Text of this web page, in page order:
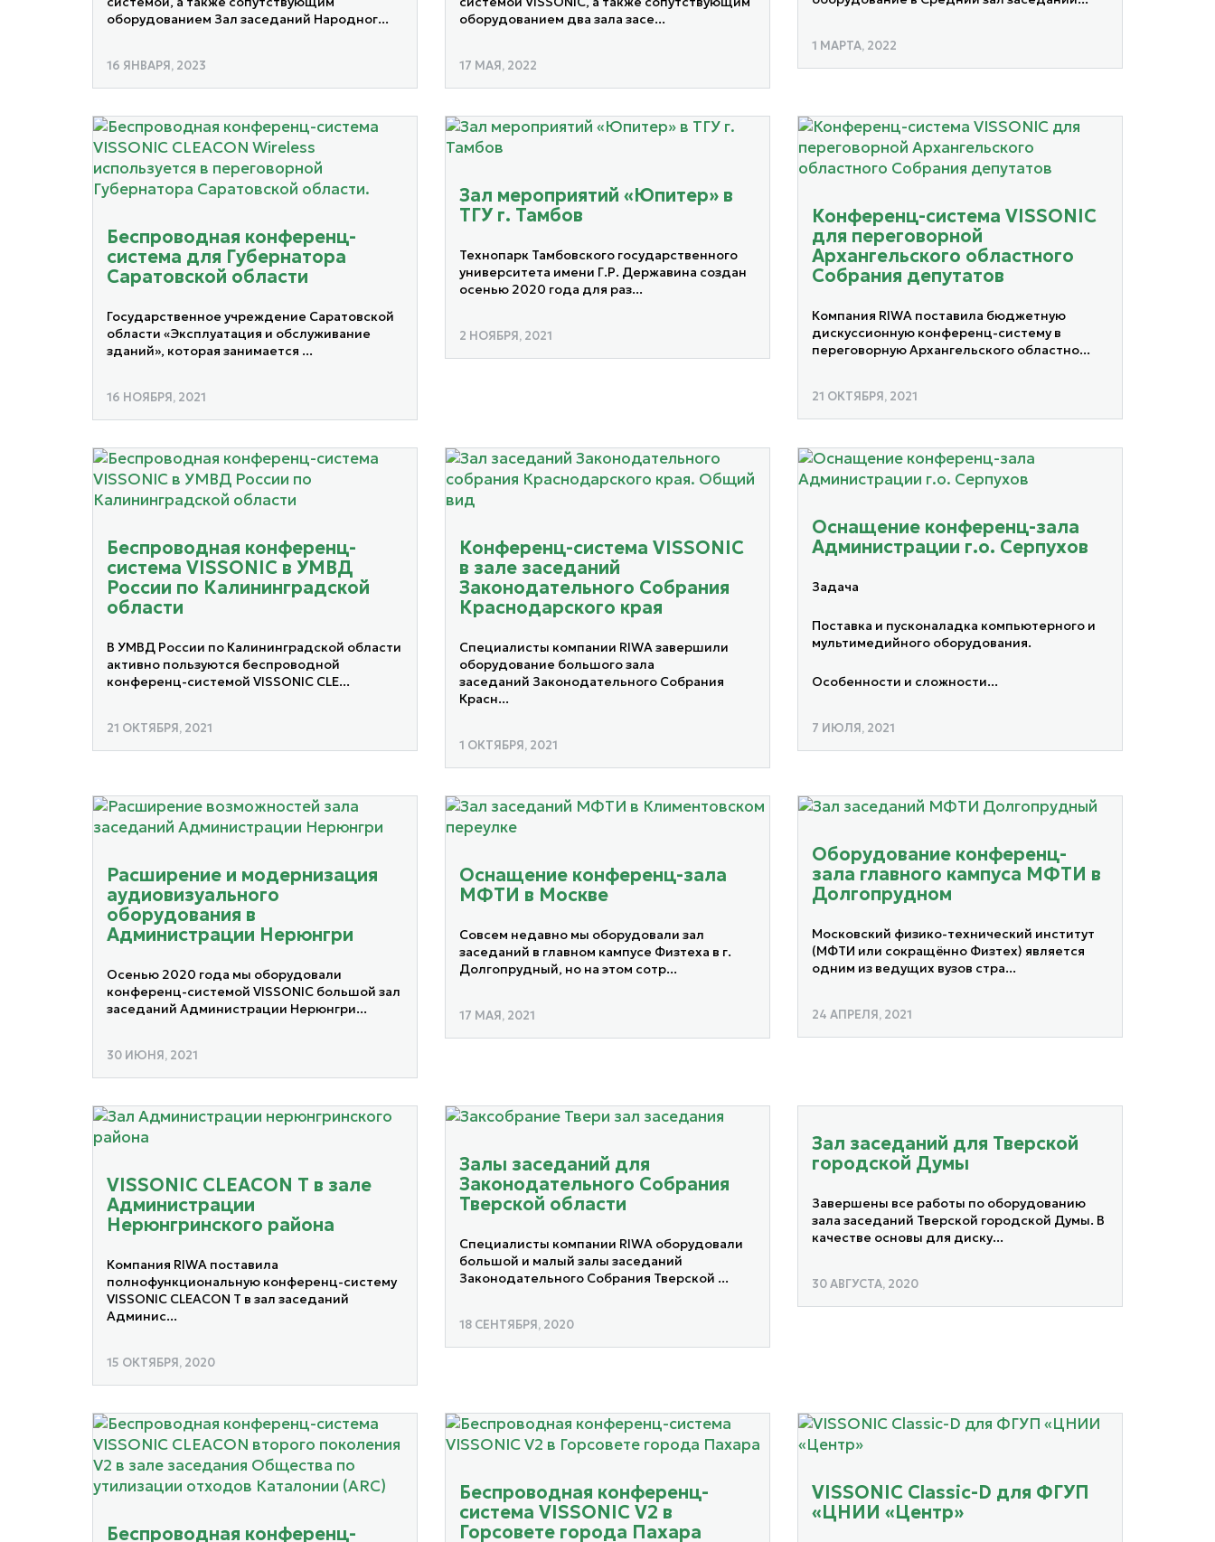
оборудованием Зал заседаний Народног...
16 ЯНВАРЯ, 2023
оборудованием два зала засе...
17 МАЯ, 2022
1 МАРТА, 2022
Беспроводная конференц-
система для Губернатора
Саратовской области
Государственное учреждение Саратовской
области «Эксплуатация и обслуживание
зданий», которая занимается ...
16 НОЯБРЯ, 2021
Зал мероприятий «Юпитер» в
ТГУ г. Тамбов
Технопарк Тамбовского государственного
университета имени Г.Р. Державина создан
осенью 2020 года для раз...
2 НОЯБРЯ, 2021
Конференц-система VISSONIC
для переговорной
Архангельского областного
Собрания депутатов
Компания RIWA поставила бюджетную
дискуссионную конференц-систему в
переговорную Архангельского областно...
21 ОКТЯБРЯ, 2021
Беспроводная конференц-
система VISSONIC в УМВД
России по Калининградской
области
В УМВД России по Калининградской области
активно пользуются беспроводной
конференц-системой VISSONIC CLE...
21 ОКТЯБРЯ, 2021
Конференц-система VISSONIC
в зале заседаний
Законодательного Собрания
Краснодарского края
Специалисты компании RIWA завершили
оборудование большого зала
заседаний Законодательного Собрания
Красн...
1 ОКТЯБРЯ, 2021
Оснащение конференц-зала
Администрации г.о. Серпухов
Задача
Поставка и пусконаладка компьютерного и
мультимедийного оборудования.
Особенности и сложности...
7 ИЮЛЯ, 2021
Расширение и модернизация
аудиовизуального
оборудования в
Администрации Нерюнгри
Осенью 2020 года мы оборудовали
конференц-системой VISSONIC большой зал
заседаний Администрации Нерюнгри...
30 ИЮНЯ, 2021
Оснащение конференц-зала
МФТИ в Москве
Совсем недавно мы оборудовали зал
заседаний в главном кампусе Физтеха в г.
Долгопрудный, но на этом сотр...
17 МАЯ, 2021
Оборудование конференц-
зала главного кампуса МФТИ в
Долгопрудном
Московский физико-технический институт
(МФТИ или сокращённо Физтех) является
одним из ведущих вузов стра...
24 АПРЕЛЯ, 2021
VISSONIC CLEACON T в зале
Администрации
Нерюнгринского района
Компания RIWA поставила
полнофункциональную конференц-систему
VISSONIC CLEACON T в зал заседаний
Админис...
15 ОКТЯБРЯ, 2020
Залы заседаний для
Законодательного Собрания
Тверской области
Специалисты компании RIWA оборудовали
большой и малый залы заседаний
Законодательного Собрания Тверской ...
18 СЕНТЯБРЯ, 2020
Зал заседаний для Тверской
городской Думы
Завершены все работы по оборудованию
зала заседаний Тверской городской Думы. В
качестве основы для диску...
30 АВГУСТА, 2020
Беспроводная конференц-
Беспроводная конференц-
система VISSONIC V2 в
Горсовете города Пахара
VISSONIC Classic-D для ФГУП
«ЦНИИ «Центр»